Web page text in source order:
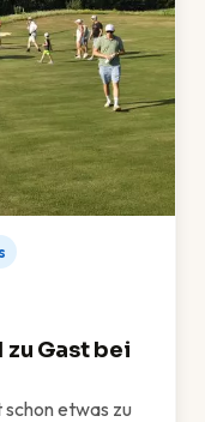
Gast bei
etwas zu